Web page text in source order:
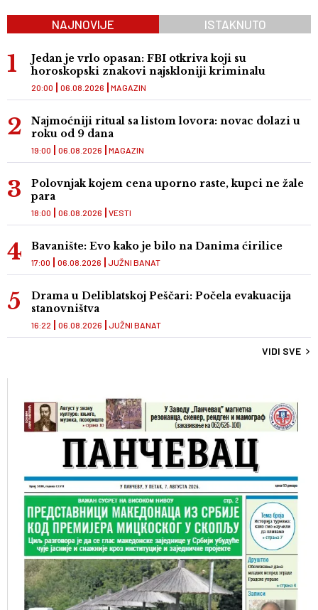
NAJNOVIJE ISTAKNUTO
Jedan je vrlo opasan: FBI otkriva koji su
horoskopski znakovi najskloniji kriminalu
MAGAZIN
20:00 06.08.2026
Najmoćniji ritual sa listom lovora: novac dolazi u
roku od 9 dana
MAGAZIN
19:00 06.08.2026
Polovnjak kojem cena uporno raste, kupci ne žale
para
VESTI
18:00 06.08.2026
Bavanište: Evo kako je bilo na Danima ćirilice
JUŽNI BANAT
17:00 06.08.2026
Drama u Deliblatskoj Peščari: Počela evakuacija
stanovništva
JUŽNI BANAT
16:22 06.08.2026
VIDI SVE